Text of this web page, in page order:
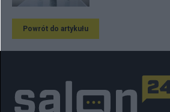
Powrót do artykułu